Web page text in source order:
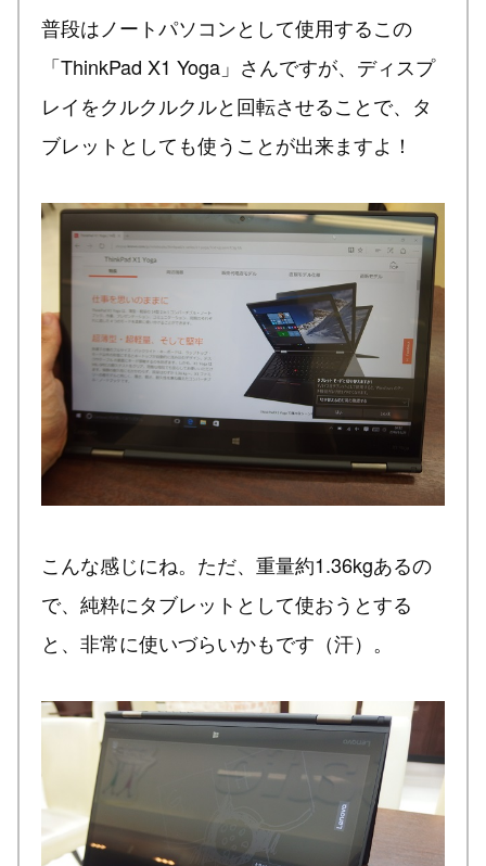
普段はノートパソコンとして使用するこの
「ThinkPad X1 Yoga」さんですが、ディスプ
レイをクルクルクルと回転させることで、タ
ブレットとしても使うことが出来ますよ！
こんな感じにね。ただ、重量約1.36kgあるの
で、純粋にタブレットとして使おうとする
と、非常に使いづらいかもです（汗）。